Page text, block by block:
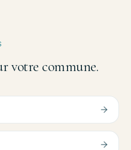
votre commune.